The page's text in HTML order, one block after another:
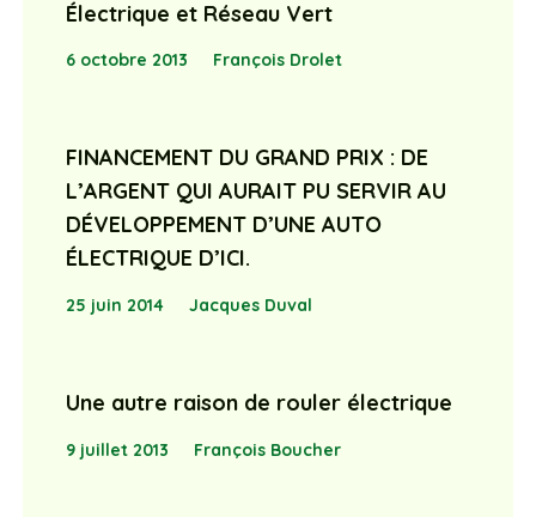
Électrique et Réseau Vert
6 octobre 2013 François Drolet
FINANCEMENT DU GRAND PRIX : DE
L’ARGENT QUI AURAIT PU SERVIR AU
DÉVELOPPEMENT D’UNE AUTO
ÉLECTRIQUE D’ICI.
25 juin 2014 Jacques Duval
Une autre raison de rouler électrique
9 juillet 2013 François Boucher